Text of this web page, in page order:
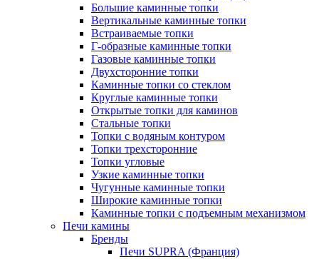
Большие каминные топки
Вертикальные каминные топки
Встраиваемые топки
Г-образные каминные топки
Газовые каминные топки
Двухсторонние топки
Каминные топки со стеклом
Круглые каминные топки
Открытые топки для каминов
Стальные топки
Топки с водяным контуром
Топки трехсторонние
Топки угловые
Узкие каминные топки
Чугунные каминные топки
Широкие каминные топки
Каминные топки с подъемным механизмом
Печи камины
Бренды
Печи SUPRA (Франция)